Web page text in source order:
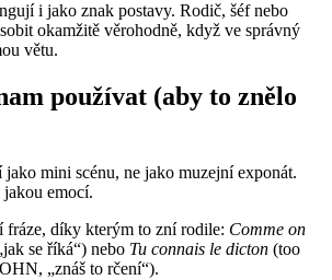
i jako znak postavy. Rodič, šéf nebo
okamžitě věrohodně, když ve správný
větu.
používat (aby to znělo
mini scénu, ne jako muzejní exponát.
emocí.
fráze, díky kterým to zní rodile: Comme on
se říká“) nebo Tu connais le dicton (too
„znáš to rčení“).